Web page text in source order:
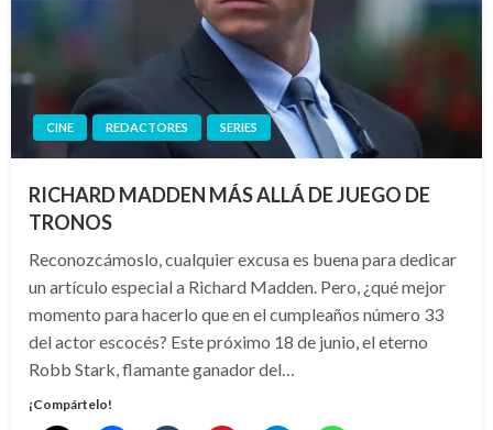
CINE REDACTORES SERIES
RICHARD MADDEN MÁS ALLÁ DE JUEGO DE
TRONOS
Reconozcámoslo, cualquier excusa es buena para dedicar
un artículo especial a Richard Madden. Pero, ¿qué mejor
momento para hacerlo que en el cumpleaños número 33
del actor escocés? Este próximo 18 de junio, el eterno
Robb Stark, flamante ganador del…
¡Compártelo!